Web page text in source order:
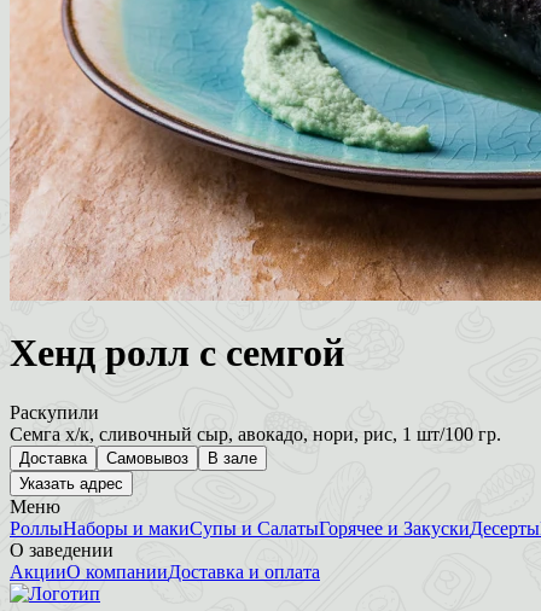
Хенд ролл с семгой
Раскупили
Семга х/к, сливочный сыр, авокадо, нори, рис, 1 шт/100 гр.
Доставка Самовывоз
В зале
Указать адрес
Меню
РоллыНаборы и макиСупы и СалатыГорячее и ЗакускиДесерты
О заведении
АкцииО компанииДоставка и оплата